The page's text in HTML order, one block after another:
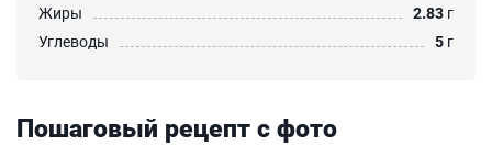
Жиры
2.83 г
Углеводы
5 г
Пошаговый рецепт с фото